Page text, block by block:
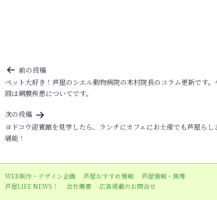
投
稿
ナ
ビ
ゲ
ー
シ
ョ
ン
前の投稿
ペット大好き！芦屋のシエル動物病院の木村院長のコラム更新です。
回は網膜疾患についてです。
次の投稿
ヨドコウ迎賓館を見学したら、ランチにカフェにお土産でも芦屋らし
堪能！
WEB制作・デザイン企画 芦屋おすすめ情報
芦屋情報・黒帯
芦屋LIFE NEWS！
会社概要 広告掲載のお問合せ